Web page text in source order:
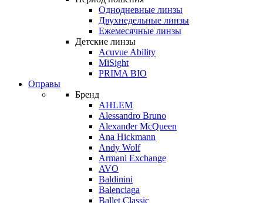
Однодневные линзы
Двухнедельные линзы
Ежемесячные линзы
Детские линзы
Acuvue Ability
MiSight
PRIMA BIO
Оправы
Бренд
AHLEM
Alessandro Bruno
Alexander McQueen
Ana Hickmann
Andy Wolf
Armani Exchange
AVO
Baldinini
Balenciaga
Ballet Classic